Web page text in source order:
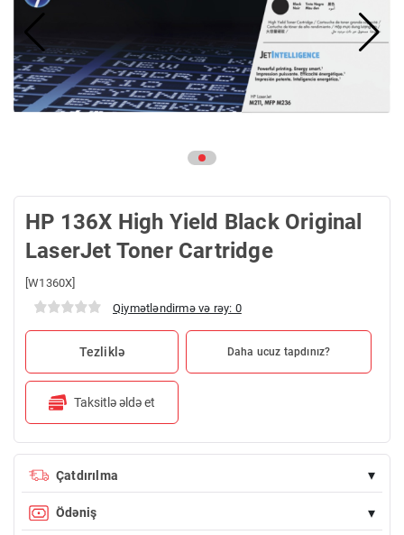
HP 136X High Yield Black Original
LaserJet Toner Cartridge
[W1360X]
Qiymətləndirmə və rəy: 0
Tezliklə Daha ucuz tapdınız?
Taksitlə əldə et
Çatdırılma ▾
Ödəniş ▾